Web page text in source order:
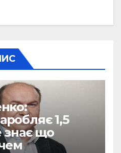
1,5
знає що